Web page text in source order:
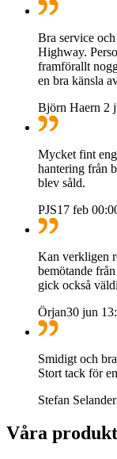
Bra service
Highway.
framförallt
en bra känsla
Björn Haern 2
Mycket fint
hantering från
blev såld.
PJS17 feb
Kan verkligen
bemötande
gick också
Örjan30 jun
Smidigt och
Stort tack för
Stefan Selander
Våra